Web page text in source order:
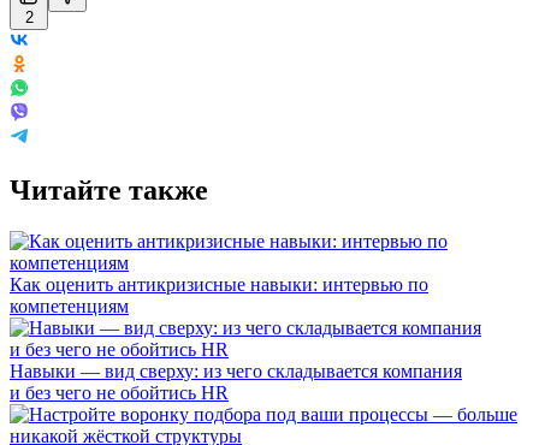
2
Читайте также
Как оценить антикризисные навыки: интервью по
компетенциям
Навыки — вид сверху: из чего складывается компания
и без чего не обойтись HR